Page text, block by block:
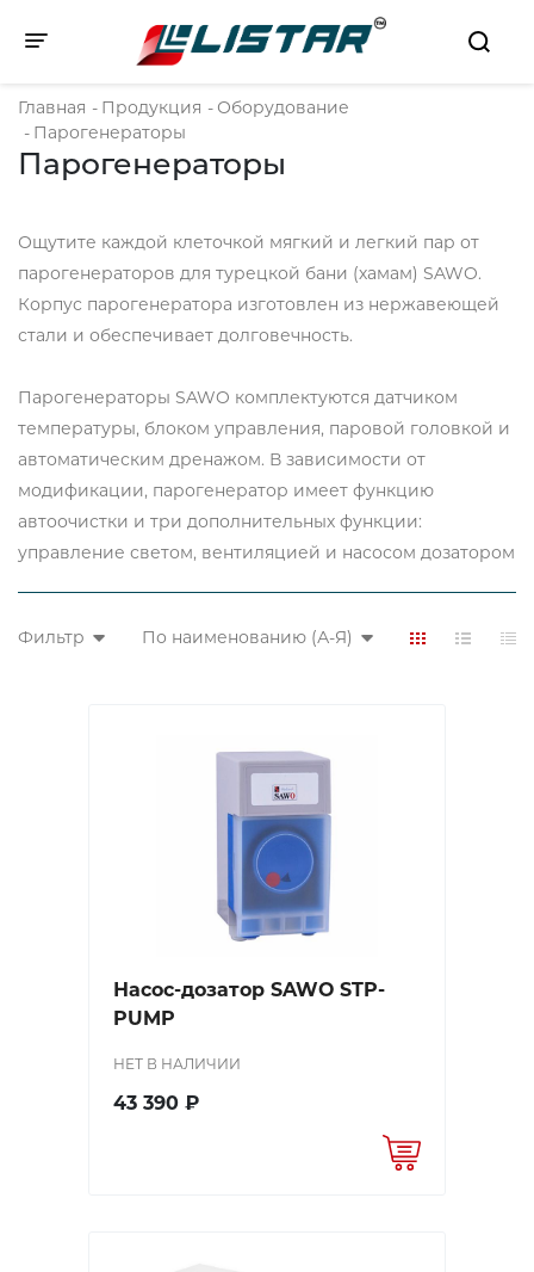
Toggle navigation
Главная - Продукция - Оборудование
- Парогенераторы
Парогенераторы
Ощутите каждой клеточкой мягкий и легкий пар от
парогенераторов для турецкой бани (хамам) SAWO.
Корпус парогенератора изготовлен из нержавеющей
стали и обеспечивает долговечность.
Парогенераторы SAWO комплектуются датчиком
температуры, блоком управления, паровой головкой и
автоматическим дренажом. В зависимости от
модификации, парогенератор имеет функцию
автоочистки и три дополнительных функции:
управление светом, вентиляцией и насосом дозатором
Фильтр По наименованию (А-Я)
Насос-дозатор SAWO STP-
PUMP
НЕТ В НАЛИЧИИ
43 390 ₽